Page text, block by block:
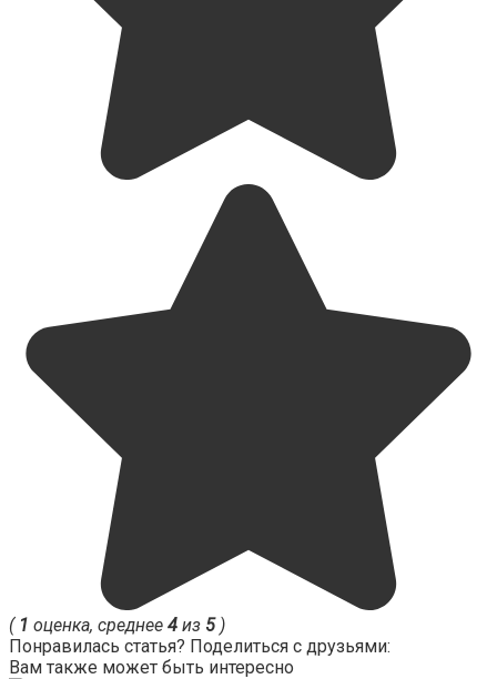
( 1 оценка, среднее 4 из 5)
Понравилась статья? Поделиться с друзьями:
Вам также может быть интересно